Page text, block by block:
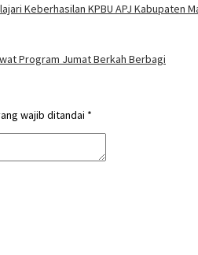
Keberhasilan KPBU APJ Kabupaten
Program Jumat Berkah Berbagi
wajib ditandai *